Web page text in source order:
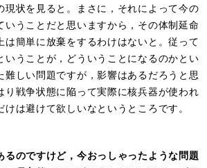
現状を見ると。まさに，それによって今の
いうことだと思いますから，その体制延命
は簡単に放棄をするわけはないと。従って
いうことが，どういうことになるのかとい
難しい問題ですが，影響はあるだろうと思
り戦争状態に陥って実際に核兵器が使われ
は避けて欲しいなというところです。
のですけど，今おっしゃったような問題